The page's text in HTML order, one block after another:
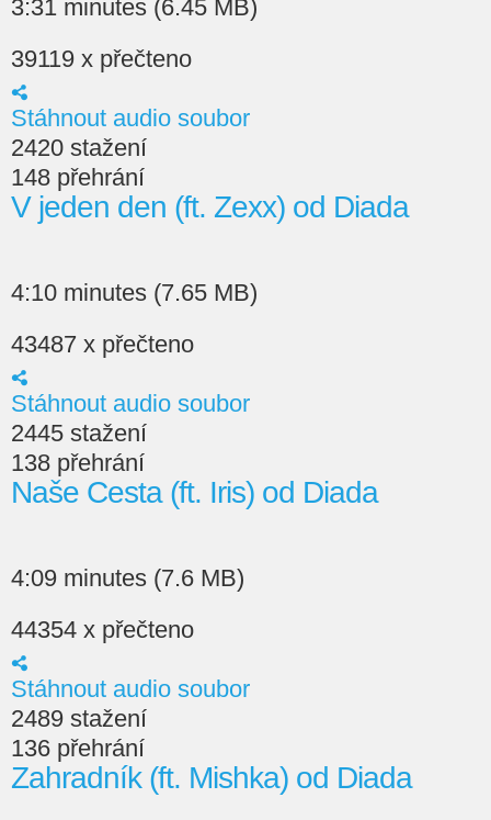
3:31 minutes (6.45 MB)
39119 x přečteno
Stáhnout audio soubor
2420 stažení
148 přehrání
V jeden den (ft. Zexx) od Diada
4:10 minutes (7.65 MB)
43487 x přečteno
Stáhnout audio soubor
2445 stažení
138 přehrání
Naše Cesta (ft. Iris) od Diada
4:09 minutes (7.6 MB)
44354 x přečteno
Stáhnout audio soubor
2489 stažení
136 přehrání
Zahradník (ft. Mishka) od Diada